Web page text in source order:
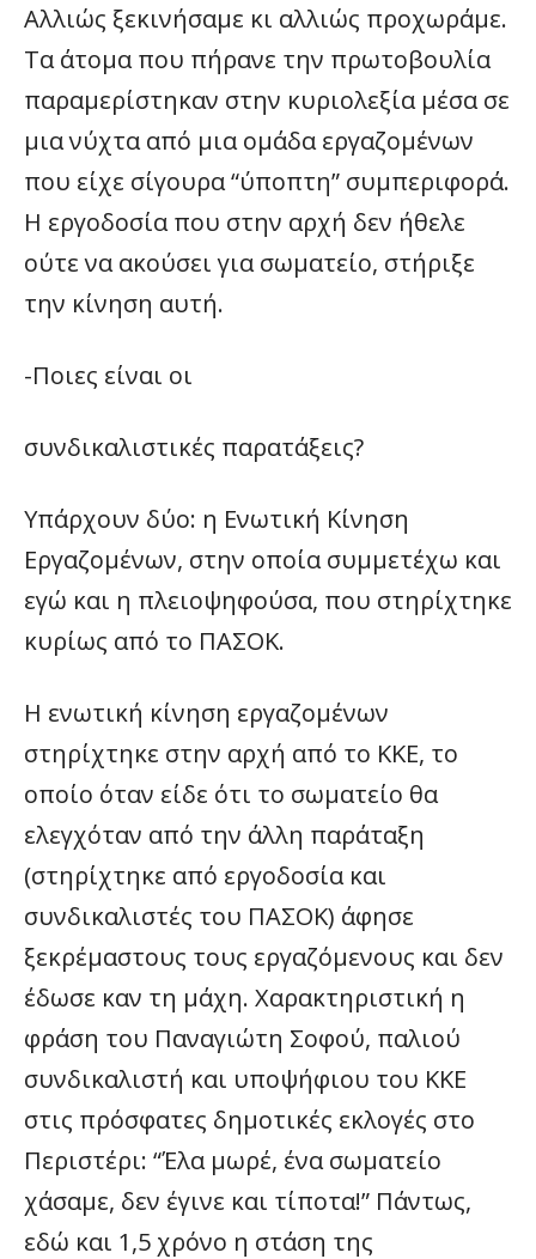
Αλλιώς ξεκινήσαμε κι αλλιώς προχωράμε.
Τα άτομα που πήρανε την πρωτοβουλία
παραμερίστηκαν στην κυριολεξία μέσα σε
μια νύχτα από μια ομάδα εργαζομένων
που είχε σίγουρα “ύποπτη” συμπεριφορά.
Η εργοδοσία που στην αρχή δεν ήθελε
ούτε να ακούσει για σωματείο, στήριξε
την κίνηση αυτή.
-Ποιες είναι οι
συνδικαλιστικές παρατάξεις?
Υπάρχουν δύο: η Ενωτική Κίνηση
Εργαζομένων, στην οποία συμμετέχω και
εγώ και η πλειοψηφούσα, που στηρίχτηκε
κυρίως από το ΠΑΣΟΚ.
Η ενωτική κίνηση εργαζομένων
στηρίχτηκε στην αρχή από το ΚΚΕ, το
οποίο όταν είδε ότι το σωματείο θα
ελεγχόταν από την άλλη παράταξη
(στηρίχτηκε από εργοδοσία και
συνδικαλιστές του ΠΑΣΟΚ) άφησε
ξεκρέμαστους τους εργαζόμενους και δεν
έδωσε καν τη μάχη. Χαρακτηριστική η
φράση του Παναγιώτη Σοφού, παλιού
συνδικαλιστή και υποψήφιου του ΚΚΕ
στις πρόσφατες δημοτικές εκλογές στο
Περιστέρι: “Έλα μωρέ, ένα σωματείο
χάσαμε, δεν έγινε και τίποτα!” Πάντως,
εδώ και 1,5 χρόνο η στάση της